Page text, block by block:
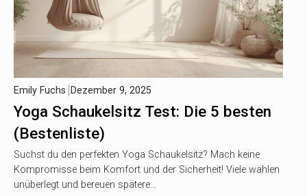
Yoga Schaukelsitz Test: Die 5 besten
(Bestenliste)
Emily Fuchs Dezember 9, 2025
Suchst du den perfekten Yoga Schaukelsitz? Mach keine
Kompromisse beim Komfort und der Sicherheit! Viele wählen
unüberlegt und bereuen spätere…